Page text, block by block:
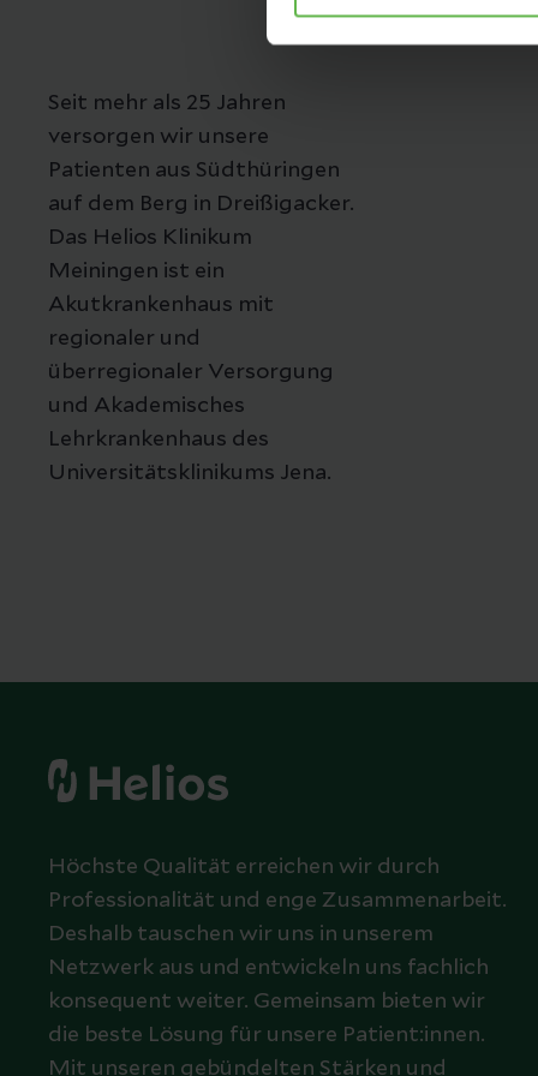
Seit mehr als 25 Jahren
versorgen wir unsere
Patienten aus Südthüringen
auf dem Berg in Dreißigacker.
Das Helios Klinikum
Meiningen ist ein
Akutkrankenhaus mit
regionaler und
überregionaler Versorgung
und Akademisches
Lehrkrankenhaus des
Universitätsklinikums Jena.
Höchste Qualität erreichen wir durch
Professionalität und enge Zusammenarbeit.
Deshalb tauschen wir uns in unserem
Netzwerk aus und entwickeln uns fachlich
konsequent weiter. Gemeinsam bieten wir
die beste Lösung für unsere Patient:innen.
Mit unseren gebündelten Stärken und